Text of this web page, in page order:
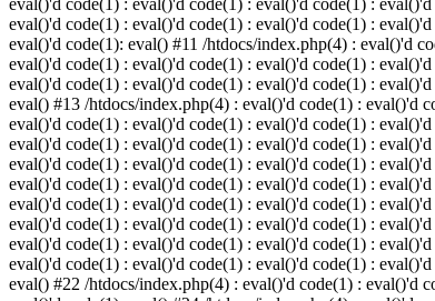
eval()'d code(1) : eval()'d code(1) : eval()'d code(1) :
eval()'d code(1) : eval()'d code(1) : eval()'d code(1) :
eval()'d code(1): eval() #11 /htdocs/index.php(4) : eval()'d
eval()'d code(1) : eval()'d code(1) : eval()'d code(1) :
eval()'d code(1) : eval()'d code(1) : eval()'d code(1) :
eval() #13 /htdocs/index.php(4) : eval()'d code(1) : eval()'d
eval()'d code(1) : eval()'d code(1) : eval()'d code(1) :
eval()'d code(1) : eval()'d code(1) : eval()'d code(1) :
eval()'d code(1) : eval()'d code(1) : eval()'d code(1) :
eval()'d code(1) : eval()'d code(1) : eval()'d code(1) :
eval()'d code(1) : eval()'d code(1) : eval()'d code(1) :
eval()'d code(1) : eval()'d code(1) : eval()'d code(1) :
eval()'d code(1) : eval()'d code(1) : eval()'d code(1) :
eval()'d code(1) : eval()'d code(1) : eval()'d code(1) :
eval() #22 /htdocs/index.php(4) : eval()'d code(1) : eval()'d